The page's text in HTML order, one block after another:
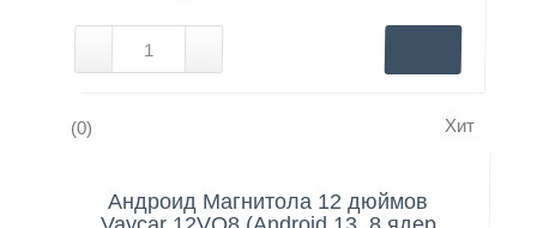
(0) Хит
Андроид Магнитола 12 дюймов